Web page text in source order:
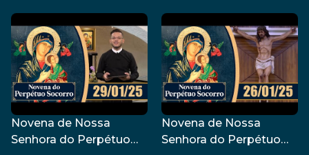
Novena de Nossa
Senhora do Perpétuo
Novena de Nossa
Senhora do Perpétuo